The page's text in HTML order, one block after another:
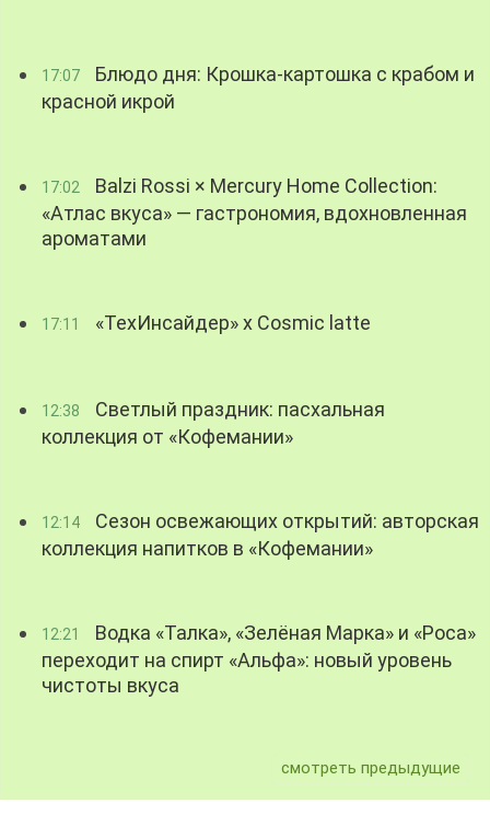
17:07
Блюдо дня: Крошка-картошка с крабом и
красной икрой
17:02
Balzi Rossi × Mercury Home Collection:
«Атлас вкуса» — гастрономия, вдохновленная
ароматами
17:11 «ТехИнсайдер» х Cosmic latte
12:38
Светлый праздник: пасхальная
коллекция от «Кофемании»
12:14
Сезон освежающих открытий: авторская
коллекция напитков в «Кофемании»
12:21
Водка «Талка», «Зелёная Марка» и «Роса»
переходит на спирт «Альфа»: новый уровень
чистоты вкуса
смотреть предыдущие